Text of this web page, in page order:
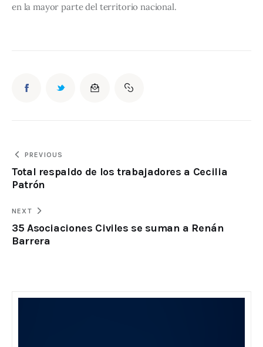
en la mayor parte del territorio nacional.
PREVIOUS
Total respaldo de los trabajadores a Cecilia
Patrón
NEXT
35 Asociaciones Civiles se suman a Renán
Barrera